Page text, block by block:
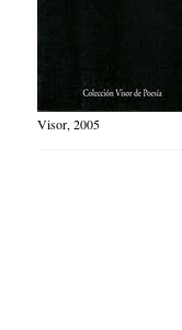
Visor, 2005